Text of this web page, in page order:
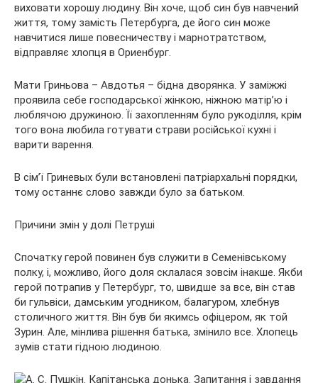
виховати хорошу людину. Він хоче, щоб син був навчений
життя, тому замість Петербурга, де його син може
навчитися лише повесничеству і марнотратством,
відправляє хлопця в Ориенбург.
Мати Гриньова – Авдотья – бідна дворянка. У заміжжі
проявила себе господарської жінкою, ніжною матір’ю і
люблячою дружиною. Її захопленням було рукоділля, крім
того вона любила готувати страви російської кухні і
варити варення.
В сім’ї Гриневых були встановлені патріархальні порядки,
тому останнє слово завжди було за батьком.
Причини змін у долі Петруші
Спочатку герой повинен був служити в Семенівському
полку, і, можливо, його доля склалася зовсім інакше. Якби
герой потрапив у Петербург, то, швидше за все, він став
би гульвіси, дамським угодником, балагуром, хлебнув
столичного життя. Він був би якимсь офіцером, як той
Зурин. Але, мінлива рішення батька, змінило все. Хлопець
зумів стати гідною людиною.